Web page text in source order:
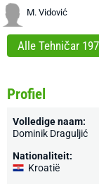
M. Vidović
Alle Tehničar
Profiel
Volledige naam:
Dominik Draguljić
Nationaliteit:
Kroatië